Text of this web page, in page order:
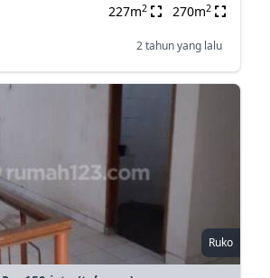
227m2 270m2
2 tahun yang lalu
Ruko